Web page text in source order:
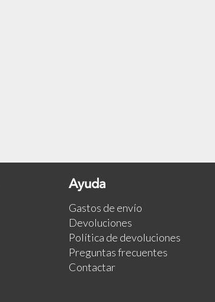
Ayuda
Gastos de envío
Devoluciones
Política de devoluciones
Preguntas frecuentes
Contactar